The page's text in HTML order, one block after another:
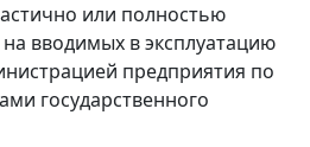
или полностью
вводимых в эксплуатацию
предприятия по
государственного